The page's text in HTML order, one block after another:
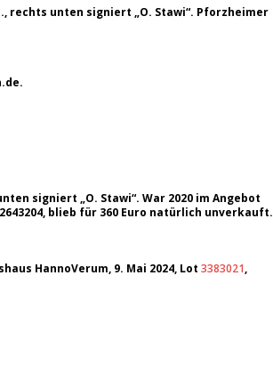
rechts unten signiert „O. Stawi“. Pforzheimer
signiert „O. Stawi“. War 2020 im Angebot
blieb für 360 Euro natürlich unverkauft.
HannoVerum, 9. Mai 2024, Lot 3383021,